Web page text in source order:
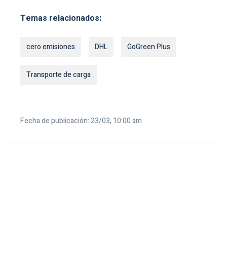
Temas relacionados:
cero emisiones DHL GoGreen Plus
Transporte de carga
Fecha de publicación: 23/03, 10:00 am